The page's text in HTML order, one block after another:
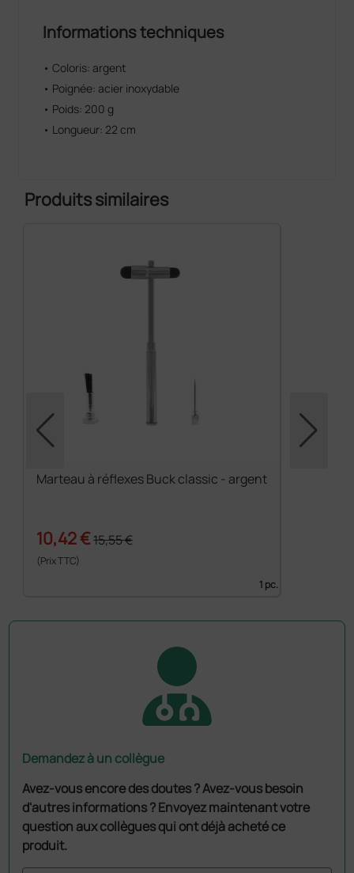
Informations techniques
• Coloris: argent
• Poignée: acier inoxydable
• Poids: 200 g
• Longueur: 22 cm
Produits similaires
Marteau à réflexes Buck classic - argent
10,42 €15,55 €
(Prix TTC)
1 pc.
Demandez à un collègue
Avez-vous encore des doutes ? Avez-vous besoin
d'autres informations ? Envoyez maintenant votre
question aux collègues qui ont déjà acheté ce
produit.